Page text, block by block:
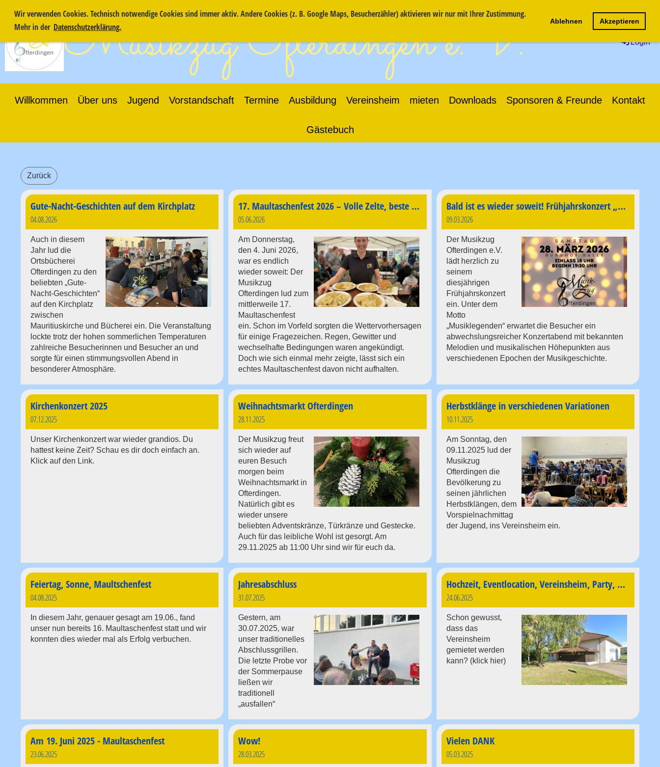
Wir verwenden Cookies. Technisch notwendige Cookies sind immer aktiv. Andere Cookies (z. B. Google Maps, Besucherzähler) aktivieren wir nur mit Ihrer Zustimmung.
Mehr in der Datenschutzerklärung.
Ablehnen Akzeptieren
Musikzug Ofterdingen e.V. Login
Willkommen Über uns Jugend Vorstandschaft Termine Ausbildung Vereinsheim mieten Downloads Sponsoren & Freunde Kontakt
Gästebuch
Zurück
Gute-Nacht-Geschichten auf dem Kirchplatz
04.08.2026
Auch in diesem
Jahr lud die
Ortsbücherei
Ofterdingen zu den
beliebten „Gute-
Nacht-Geschichten“
auf den Kirchplatz
zwischen
Mauritiuskirche und Bücherei ein. Die Veranstaltung
lockte trotz der hohen sommerlichen Temperaturen
zahlreiche Besucherinnen und Besucher an und
sorgte für einen stimmungsvollen Abend in
besonderer Atmosphäre.
17. Maultaschenfest 2026 – Volle Zelte, beste Stimmung und jede Menge Maultaschen
05.06.2026
Am Donnerstag,
den 4. Juni 2026,
war es endlich
wieder soweit: Der
Musikzug
Ofterdingen lud zum
mittlerweile 17.
Maultaschenfest
ein. Schon im Vorfeld sorgten die Wettervorhersagen
für einige Fragezeichen. Regen, Gewitter und
wechselhafte Bedingungen waren angekündigt.
Doch wie sich einmal mehr zeigte, lässt sich ein
echtes Maultaschenfest davon nicht aufhalten.
Bald ist es wieder soweit! Frühjahrskonzert „Musiklegenden"
09.03.2026
Der Musikzug
Ofterdingen e.V.
lädt herzlich zu
seinem
diesjährigen
Frühjahrskonzert
ein. Unter dem
Motto
„Musiklegenden“ erwartet die Besucher ein
abwechslungsreicher Konzertabend mit bekannten
Melodien und musikalischen Höhepunkten aus
verschiedenen Epochen der Musikgeschichte.
Kirchenkonzert 2025
07.12.2025
Unser Kirchenkonzert war wieder grandios. Du
hattest keine Zeit? Schau es dir doch einfach an.
Klick auf den Link.
Weihnachtsmarkt Ofterdingen
28.11.2025
Der Musikzug freut
sich wieder auf
euren Besuch
morgen beim
Weihnachtsmarkt in
Ofterdingen.
Natürlich gibt es
wieder unsere
beliebten Adventskränze, Türkränze und Gestecke.
Auch für das leibliche Wohl ist gesorgt. Am
29.11.2025 ab 11:00 Uhr sind wir für euch da.
Herbstklänge in verschiedenen Variationen
10.11.2025
Am Sonntag, den
09.11.2025 lud der
Musikzug
Ofterdingen die
Bevölkerung zu
seinen jährlichen
Herbstklängen, dem
Vorspielnachmittag
der Jugend, ins Vereinsheim ein.
Feiertag, Sonne, Maultschenfest
04.08.2025
In diesem Jahr, genauer gesagt am 19.06., fand
unser nun bereits 16. Maultaschenfest statt und wir
konnten dies wieder mal als Erfolg verbuchen.
Jahresabschluss
31.07.2025
Gestern, am
30.07.2025, war
unser traditionelles
Abschlussgrillen.
Die letzte Probe vor
der Sommerpause
ließen wir
traditionell
„ausfallen“
Hochzeit, Eventlocation, Vereinsheim, Party, und vieles mehr
24.06.2025
Schon gewusst,
dass das
Vereinsheim
gemietet werden
kann? (klick hier)
Am 19. Juni 2025 - Maultaschenfest
23.06.2025
Wow!
28.03.2025
Vielen DANK
05.03.2025